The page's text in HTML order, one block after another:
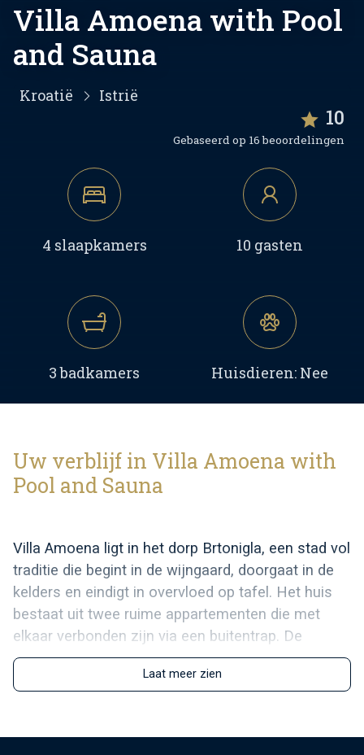
Villa Amoena with Pool
and Sauna
Kroatië Istrië
10
Gebaseerd op 16 beoordelingen
4 slaapkamers 10 gasten
3 badkamers Huisdieren: Nee
Uw verblijf in Villa Amoena with
Pool and Sauna
Villa Amoena ligt in het dorp Brtonigla, een stad vol
traditie die begint in de wijngaard, doorgaat in de
kelders en eindigt in overvloed op tafel. Het huis
bestaat uit twee ruime appartementen die met
elkaar verbonden zijn via een buitentrap. De
appartementen zijn volledig uitgerust, modern en
comfortabel ingericht met meubilair van hoge
Laat meer zien